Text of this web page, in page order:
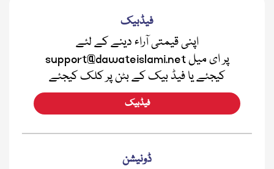
فیڈبیک
اپنی قیمتی آراء دینے کے لئے
support@dawateislami.net پر ای میل
کیجئے یا فیڈ بیک کے بٹن پر کلک کیجئے
فیڈبیک
ڈونیشن